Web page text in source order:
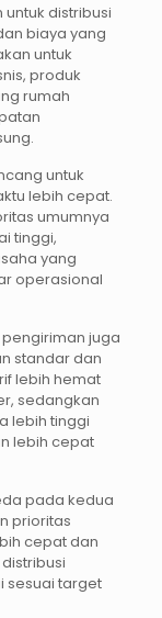
distribusi
biaya yang
untuk
produk
rumah
untuk
lebih cepat.
umumnya
tinggi,
yang
operasional
juga
standar dan
lebih hemat
sedangkan
lebih tinggi
lebih cepat
pada kedua
prioritas
cepat dan
sesuai target